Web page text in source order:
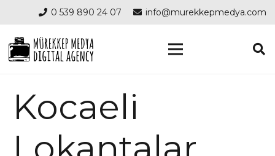
0 539 890 24 07 info@murekkepmedya.com
Kocaeli